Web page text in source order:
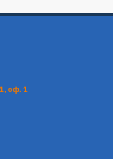
оф. 1